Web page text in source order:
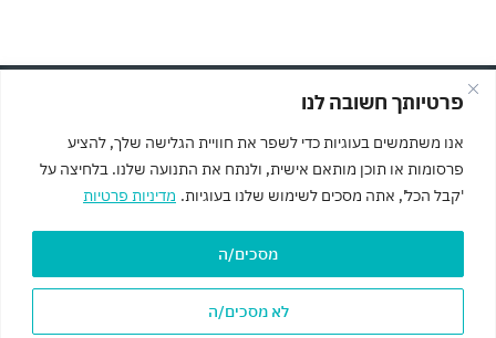
פרטיותך חשובה לנו
אנו משתמשים בעוגיות כדי לשפר את חוויית הגלישה שלך, להציע
פרסומות או תוכן מותאם אישית, ולנתח את התנועה שלנו. בלחיצה על
'קבל הכל', אתה מסכים לשימוש שלנו בעוגיות. מדיניות פרטיות
לא מסכים/ה
מסכים/ה
© כל הזכויות שמורות לMASOFT מחשבים וגיימינג
מדיניות פרטיות
הצהרת נגישות
מפת האתר
F
a
c
e
עוצב ונבנה ב-♥︎ ע"י זמיר גומא, הסטודיו